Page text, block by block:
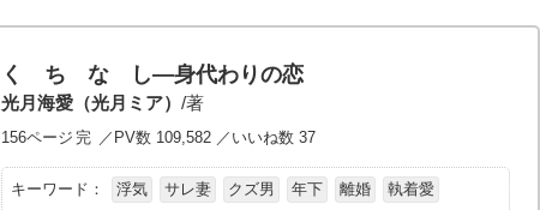
く ち な し―身代わりの恋
光月海愛（光月ミア）/著
156ページ 完 ／PV数 109,582 ／いいね数 37
キーワード： 浮気 サレ妻 クズ男 年下 離婚 執着愛